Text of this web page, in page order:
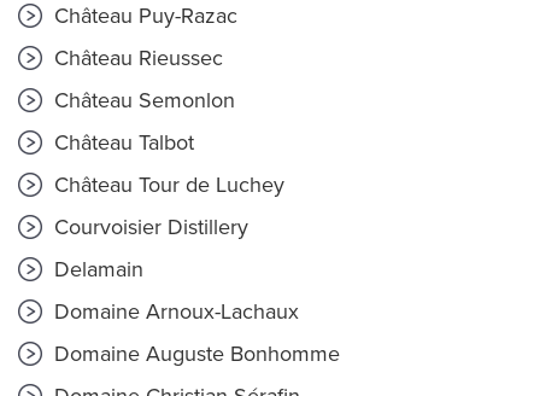
Château Puy-Razac
Château Rieussec
Château Semonlon
Château Talbot
Château Tour de Luchey
Courvoisier Distillery
Delamain
Domaine Arnoux-Lachaux
Domaine Auguste Bonhomme